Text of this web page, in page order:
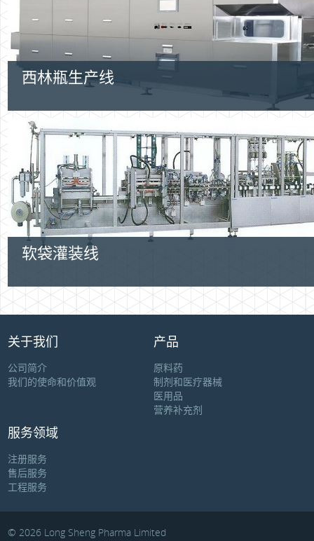
西林瓶生产线
软袋灌装线
关于我们
公司简介
我们的使命和价值观
产品
原料药
制剂和医疗器械
医用品
营养补充剂
服务领域
注册服务
售后服务
工程服务
© 2026 Long Sheng Pharma Limited